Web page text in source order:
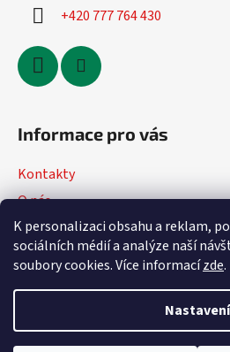
K personalizaci obsahu a reklam,
sociálních médií a analýze naší
soubory cookies. Více informacízde.
Nastavení
+420 777 764 430
Informace pro vás
Kontakty
O nás
Jak nakupovat
Obchodní podmínky